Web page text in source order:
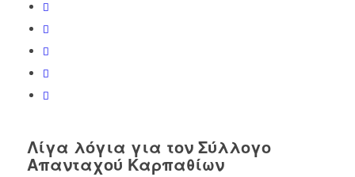
Λίγα λόγια για τον Σύλλογο
Απανταχού Καρπαθίων